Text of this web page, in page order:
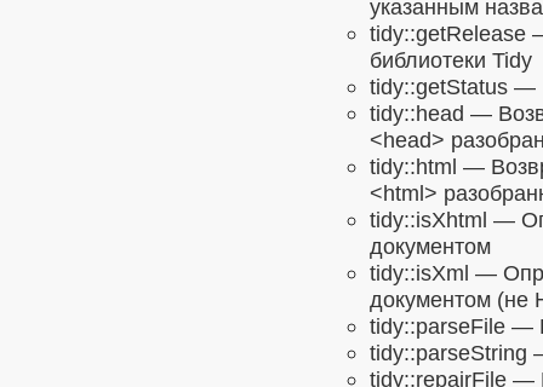
указанным
tidy::getRelease
библиотеки Tidy
tidy::getStatus —
tidy::head —
<head>
tidy::html —
<html>
tidy::isXhtml —
документом
tidy::isXml —
документом (не
tidy::parseFile —
tidy::parseString
tidy::repairFile —